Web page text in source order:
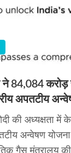
84,084 करोड़
अपतटीय
की अध्यक्षता में
अन्वेषण
गैस मंत्रालय